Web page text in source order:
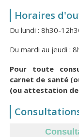
Horaires
Du lundi : 8h30-
Du mardi au jeudi :
Pour toute
carnet de santé
(ou attestation